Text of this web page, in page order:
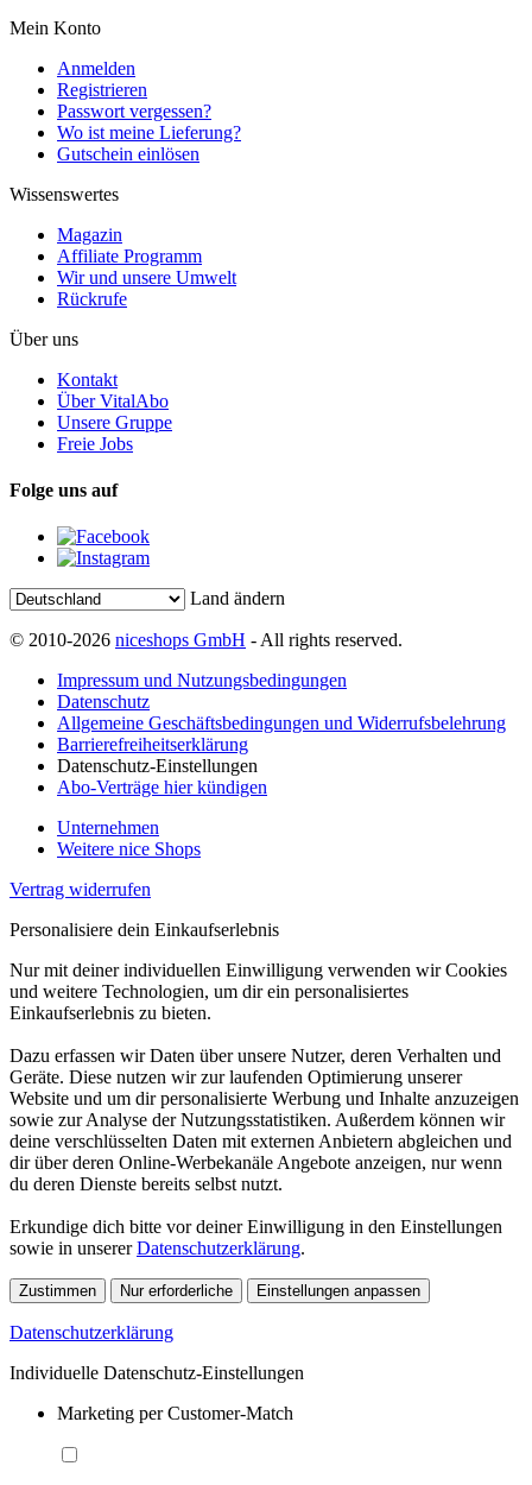
Mein Konto
Anmelden
Registrieren
Passwort vergessen?
Wo ist meine Lieferung?
Gutschein einlösen
Wissenswertes
Magazin
Affiliate Programm
Wir und unsere Umwelt
Rückrufe
Über uns
Kontakt
Über VitalAbo
Unsere Gruppe
Freie Jobs
Folge uns auf
Land ändern
© 2010-2026 niceshops GmbH - All rights reserved.
Impressum und Nutzungsbedingungen
Datenschutz
Allgemeine Geschäftsbedingungen und Widerrufsbelehrung
Barrierefreiheitserklärung
Datenschutz-Einstellungen
Abo-Verträge hier kündigen
Unternehmen
Weitere nice Shops
Vertrag widerrufen
Personalisiere dein Einkaufserlebnis
Nur mit deiner individuellen Einwilligung verwenden wir Cookies
und weitere Technologien, um dir ein personalisiertes
Einkaufserlebnis zu bieten.
Dazu erfassen wir Daten über unsere Nutzer, deren Verhalten und
Geräte. Diese nutzen wir zur laufenden Optimierung unserer
Website und um dir personalisierte Werbung und Inhalte anzuzeigen
sowie zur Analyse der Nutzungsstatistiken. Außerdem können wir
deine verschlüsselten Daten mit externen Anbietern abgleichen und
dir über deren Online-Werbekanäle Angebote anzeigen, nur wenn
du deren Dienste bereits selbst nutzt.
Erkundige dich bitte vor deiner Einwilligung in den Einstellungen
sowie in unsererDatenschutzerklärung.
Zustimmen Nur erforderliche Einstellungen anpassen
Datenschutzerklärung
Individuelle Datenschutz-Einstellungen
Marketing per Customer-Match